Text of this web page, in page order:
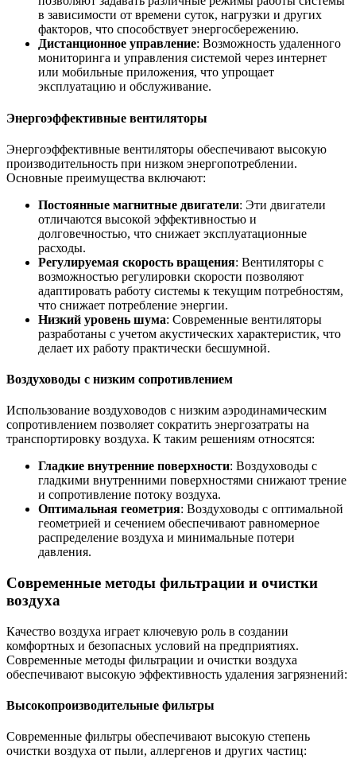
в зависимости от времени суток, нагрузки и других
факторов, что способствует энергосбережению.
Дистанционное управление: Возможность удаленного
мониторинга и управления системой через интернет
или мобильные приложения, что упрощает
эксплуатацию и обслуживание.
Энергоэффективные вентиляторы
Энергоэффективные вентиляторы обеспечивают высокую
производительность при низком энергопотреблении.
Основные преимущества включают:
Постоянные магнитные двигатели: Эти двигатели
отличаются высокой эффективностью и
долговечностью, что снижает эксплуатационные
расходы.
Регулируемая скорость вращения: Вентиляторы с
возможностью регулировки скорости позволяют
адаптировать работу системы к текущим потребностям,
что снижает потребление энергии.
Низкий уровень шума: Современные вентиляторы
разработаны с учетом акустических характеристик, что
делает их работу практически бесшумной.
Воздуховоды с низким сопротивлением
Использование воздуховодов с низким аэродинамическим
сопротивлением позволяет сократить энергозатраты на
транспортировку воздуха. К таким решениям относятся:
Гладкие внутренние поверхности: Воздуховоды с
гладкими внутренними поверхностями снижают трение
и сопротивление потоку воздуха.
Оптимальная геометрия: Воздуховоды с оптимальной
геометрией и сечением обеспечивают равномерное
распределение воздуха и минимальные потери
давления.
Современные методы фильтрации и очистки
воздуха
Качество воздуха играет ключевую роль в создании
комфортных и безопасных условий на предприятиях.
Современные методы фильтрации и очистки воздуха
обеспечивают высокую эффективность удаления загрязнений:
Высокопроизводительные фильтры
Современные фильтры обеспечивают высокую степень
очистки воздуха от пыли, аллергенов и других частиц: